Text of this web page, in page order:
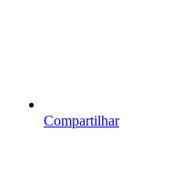
Compartilhar